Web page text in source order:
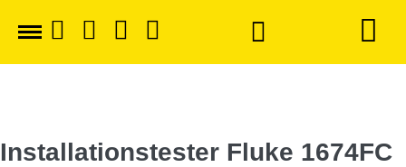
Installationstester Fluke 1674FC